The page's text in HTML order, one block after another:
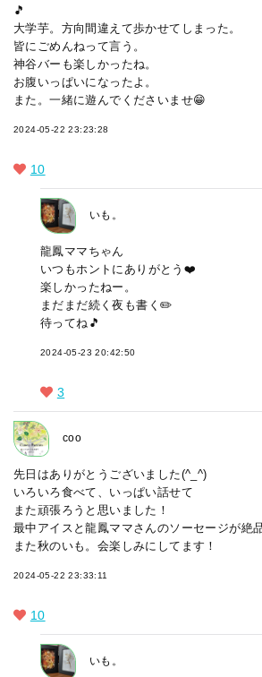
🎵
大学芋。方向間違えて歩かせてしまった。
皆にごめんねって言う。
神谷バーも楽しかったね。
お腹いっぱいになったよ。
また。一緒に遊んでくださいませ😁
2024-05-22 23:23:28
10
いも。
龍鳳ママちゃん
いつもホントにありがとう❤️
楽しかったねー。
まだまだ続く夜も書く✏️
待ってね🎵
2024-05-23 20:42:50
3
coo
先日はありがとうございました(^_^)
いろいろ食べて、いっぱい話せて
また頑張ろうと思いました！
最中アイスと龍鳳ママさんのソーセージが絶
また秋のいも。会楽しみにしてます！
2024-05-22 23:33:11
10
いも。